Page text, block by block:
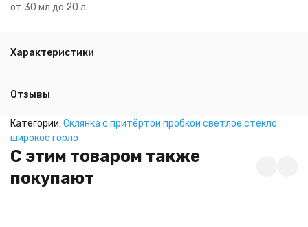
от 30 мл до 20 л.
Характеристики
Отзывы
Категории: Склянка с притёртой пробкой светлое стекло
широкое горло
C этим товаром также
покупают